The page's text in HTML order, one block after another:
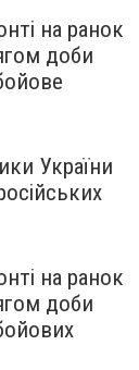
на ранок
доби
України
на ранок
доби